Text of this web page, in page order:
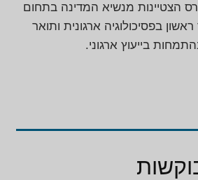
זכה בפרס הצטיינות מנשיא המדינה בתחום
בפסיכולוגיה ארגונית ותואר
בייעוץ ארגוני.